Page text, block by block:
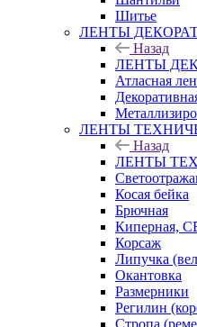
Шитье
ЛЕНТЫ
Назад
ЛЕНТЫ
Атласная
ЛЕНТЫ
Назад
ЛЕНТЫ
Косая бейка
Брючная
Киперная,
Корсаж
Липучка
Окантовка
Размерники
Регилин
Стропа